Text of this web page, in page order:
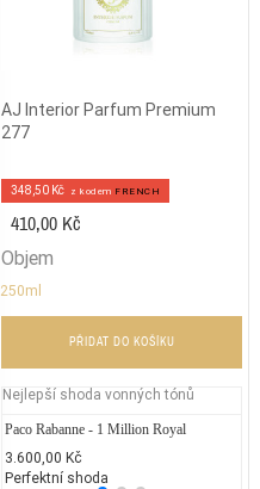
AJ Interior Parfum Premium
277
348,50 Kč z kodem FRENCH
410,00 Kč
Objem
250ml
PŘIDAT DO KOŠÍKU
Nejlepší shoda vonných tónů
Paco Rabanne - 1 Million Royal
3.600,00 Kč
Perfektní shoda